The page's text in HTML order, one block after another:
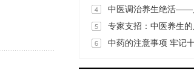
中医调治养生绝活——
腹法
专家支招：中医养生
中药的注意事项 牢记